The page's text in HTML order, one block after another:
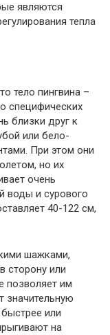
являются
тепла
тело пингвина –
специфических
близки друг к
или бело-
При этом они
но их
очень
воды и сурового
40-122 см,
шажками,
сторону или
позволяет им
значительную
или
на